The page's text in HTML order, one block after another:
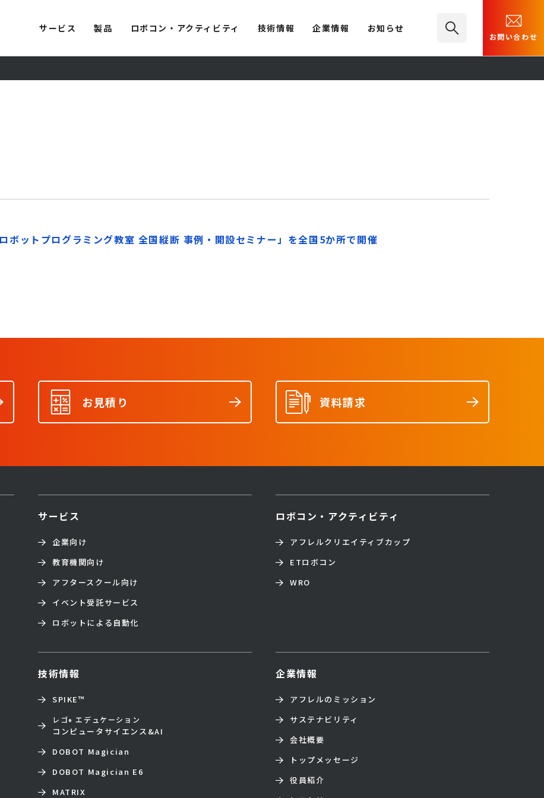
サービス 製品 ロボコン・アクティビティ 技術情報 企業情報 お知らせ
お問い合わせ
ボットプログラミング教室 全国縦断 事例・開設セミナー」を全国5か所で開催
お見積り 資料請求
サービス
企業向け
教育機関向け
アフタースクール向け
イベント受託サービス
ロボットによる自動化
ロボコン・アクティビティ
アフレルクリエイティブカップ
ETロボコン
WRO
技術情報
SPIKE™
レゴ® エデュケーション
コンピュータサイエンス&AI
DOBOT Magician
DOBOT Magician E6
MATRIX
企業情報
アフレルのミッション
サステナビリティ
会社概要
トップメッセージ
役員紹介